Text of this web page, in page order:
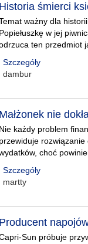
Historia śmierci
ważny dla
Popiełuszkę w jej
ten przedmiot
Szczegóły
dambur
Małżonek nie
Nie każdy problem
przewiduje rozwiązanie
choć
Szczegóły
martty
Producent
Sun próbuje